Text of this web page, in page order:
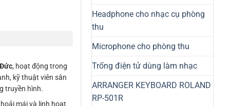
Headphone cho nhạc cụ phòng
thu
Microphone cho phòng thu
Trống điện tử dùng làm nhạc
ARRANGER KEYBOARD ROLAND
RP-501R
, hoạt động trong
kỹ thuật viên sân
truyền hình.
mái và linh hoạt